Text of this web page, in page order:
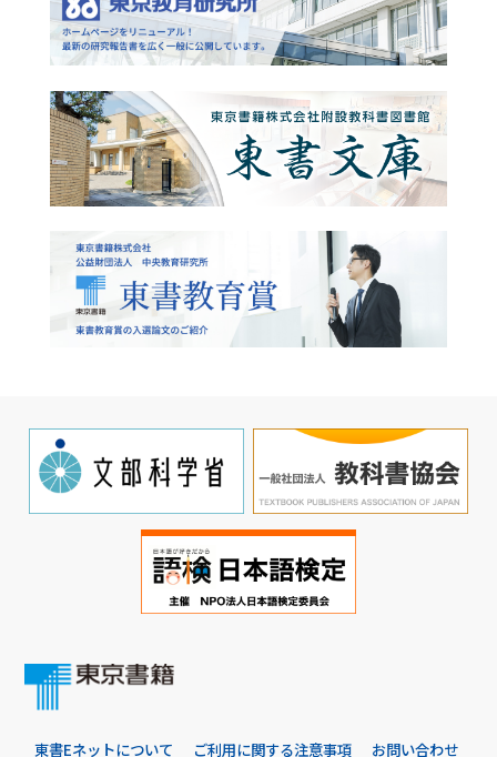
東書Eネットについて ご利用に関する注意事項 お問い合わせ